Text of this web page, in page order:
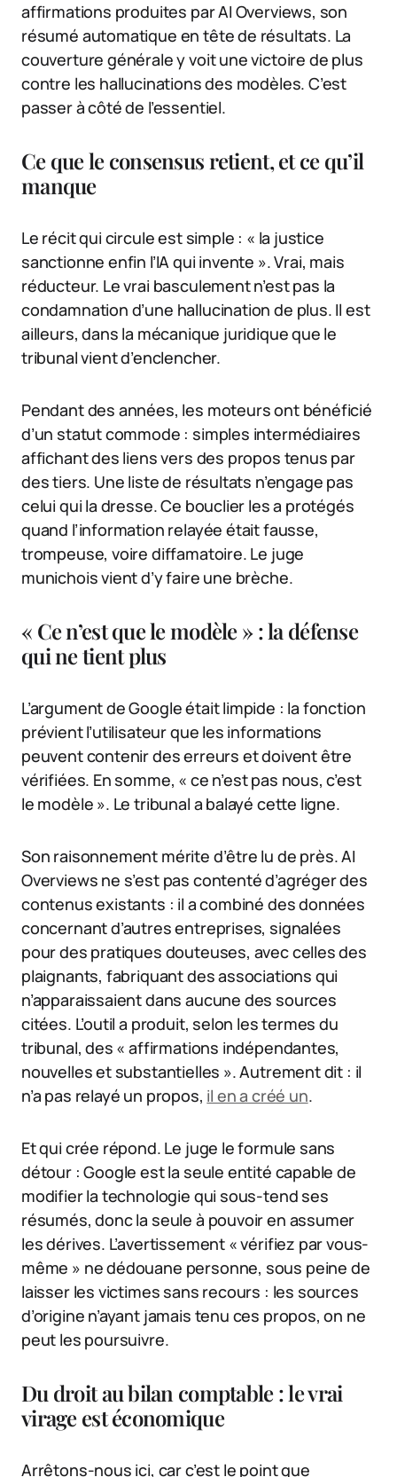
affirmations produites par AI Overviews, son
résumé automatique en tête de résultats. La
couverture générale y voit une victoire de plus
contre les hallucinations des modèles. C’est
passer à côté de l’essentiel.
Ce que le consensus retient, et ce qu’il
manque
Le récit qui circule est simple : « la justice
sanctionne enfin l’IA qui invente ». Vrai, mais
réducteur. Le vrai basculement n’est pas la
condamnation d’une hallucination de plus. Il est
ailleurs, dans la mécanique juridique que le
tribunal vient d’enclencher.
Pendant des années, les moteurs ont bénéficié
d’un statut commode : simples intermédiaires
affichant des liens vers des propos tenus par
des tiers. Une liste de résultats n’engage pas
celui qui la dresse. Ce bouclier les a protégés
quand l’information relayée était fausse,
trompeuse, voire diffamatoire. Le juge
munichois vient d’y faire une brèche.
« Ce n’est que le modèle » : la défense
qui ne tient plus
L’argument de Google était limpide : la fonction
prévient l’utilisateur que les informations
peuvent contenir des erreurs et doivent être
vérifiées. En somme, « ce n’est pas nous, c’est
le modèle ». Le tribunal a balayé cette ligne.
Son raisonnement mérite d’être lu de près. AI
Overviews ne s’est pas contenté d’agréger des
contenus existants : il a combiné des données
concernant d’autres entreprises, signalées
pour des pratiques douteuses, avec celles des
plaignants, fabriquant des associations qui
n’apparaissaient dans aucune des sources
citées. L’outil a produit, selon les termes du
tribunal, des « affirmations indépendantes,
nouvelles et substantielles ». Autrement dit : il
n’a pas relayé un propos, il en a créé un.
Et qui crée répond. Le juge le formule sans
détour : Google est la seule entité capable de
modifier la technologie qui sous-tend ses
résumés, donc la seule à pouvoir en assumer
les dérives. L’avertissement « vérifiez par vous-
même » ne dédouane personne, sous peine de
laisser les victimes sans recours : les sources
d’origine n’ayant jamais tenu ces propos, on ne
peut les poursuivre.
Du droit au bilan comptable : le vrai
virage est économique
Arrêtons-nous ici, car c’est le point que